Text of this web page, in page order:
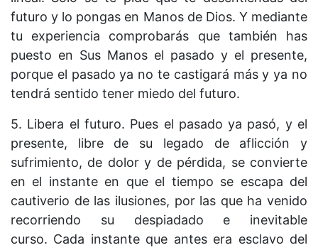
futuro y lo pongas en Manos de Dios. Y mediante
tu experiencia comprobarás que también has
puesto en Sus Manos el pasado y el presente,
porque el pasado ya no te castigará más y ya no
tendrá sentido tener miedo del futuro.
5. Libera el futuro. Pues el pasado ya pasó, y el
presente, libre de su legado de aflicción y
sufrimiento, de dolor y de pérdida, se convierte
en el instante en que el tiempo se escapa del
cautiverio de las ilusiones, por las que ha venido
recorriendo su despiadado e inevitable
curso. Cada instante que antes era esclavo del